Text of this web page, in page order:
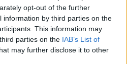
opt-out of the further
information by third parties on the
This information may
parties on the IAB’s List of
may further disclose it to other
κλέψει γεωργικό
της αποθήκης σας έχει
αμέσως την